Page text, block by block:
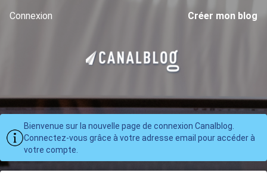
Connexion Créer mon blog
Bienvenue sur la nouvelle page de connexion Canalblog.
Connectez-vous grâce à votre adresse email pour accéder à
votre compte.